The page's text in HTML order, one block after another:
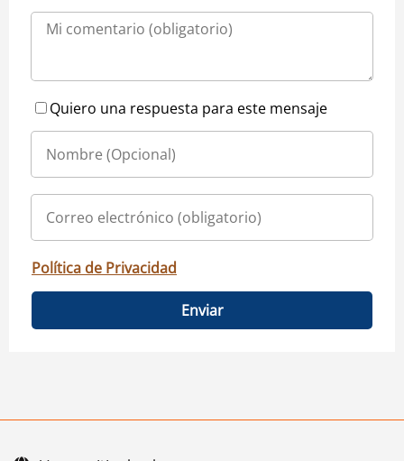
Quiero una respuesta para este mensaje
Política de Privacidad
Enviar